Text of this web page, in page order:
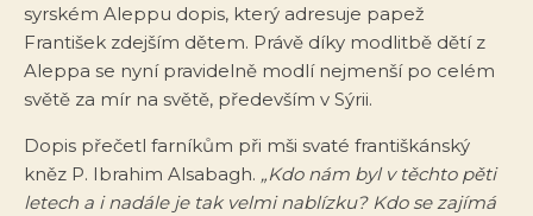
syrském Aleppu dopis, který adresuje papež
František zdejším dětem. Právě díky modlitbě dětí z
Aleppa se nyní pravidelně modlí nejmenší po celém
světě za mír na světě, především v Sýrii.
Dopis přečetl farníkům při mši svaté františkánský
kněz P. Ibrahim Alsabagh. „Kdo nám byl v těchto pěti
letech a i nadále je tak velmi nablízku? Kdo se zajímá